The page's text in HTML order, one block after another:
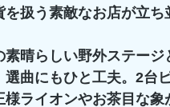
扱う素敵なお店が立
晴らしい野外ステージ
選曲にもひと工夫。2台
ライオンやお茶目な